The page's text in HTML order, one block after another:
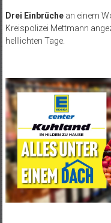
Drei Einbrüchean einem
Kreispolizei Mettmann
helllichten Tage.